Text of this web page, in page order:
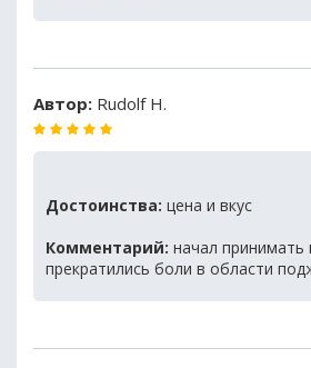
Автор: Rudolf Н.
Достоинства: цена и вкус
Комментарий: начал принимать
прекратились боли в области